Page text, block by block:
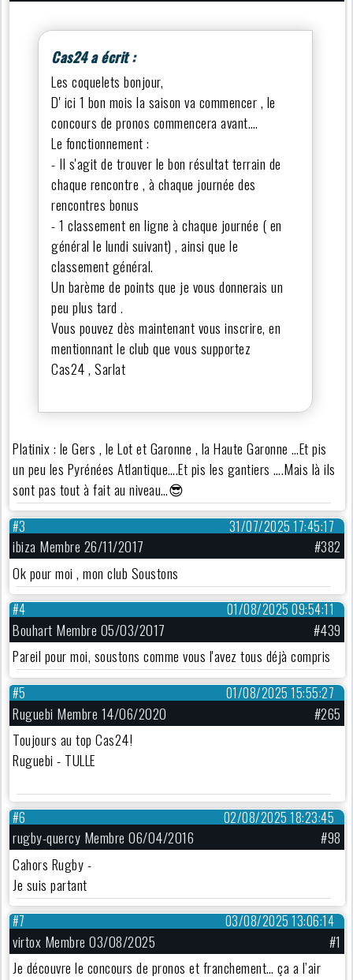
Cas24 a écrit :
Les coquelets bonjour,
D' ici 1 bon mois la saison va commencer , le
concours de pronos commencera avant….
Le fonctionnement :
- Il s'agit de trouver le bon résultat terrain de
chaque rencontre , à chaque journée des
rencontres bonus
- 1 classement en ligne à chaque journée ( en
général le lundi suivant) , ainsi que le
classement général.
Un barème de points que je vous donnerais un
peu plus tard .
Vous pouvez dès maintenant vous inscrire, en
mentionnant le club que vous supportez
Cas24 , Sarlat
Platinix : le Gers , le Lot et Garonne , la Haute Garonne …Et pis
un peu les Pyrénées Atlantique….Et pis les gantiers ….Mais là ils
sont pas tout à fait au niveau…😎
31/07/2025 17:45:17
#3
ibiza Membre 26/11/2017
#382
Ok pour moi , mon club Soustons
01/08/2025 09:54:11
#4
Bouhart Membre 05/03/2017
#439
Pareil pour moi, soustons comme vous l'avez tous déjà compris
01/08/2025 15:55:27
#5
Ruguebi Membre 14/06/2020
#265
Toujours au top Cas24!
Ruguebi - TULLE
02/08/2025 18:23:45
#6
rugby-quercy Membre 06/04/2016
#98
Cahors Rugby -
Je suis partant
03/08/2025 13:06:14
#7
virtox Membre 03/08/2025
#1
Je découvre le concours de pronos et franchement… ça a l’air